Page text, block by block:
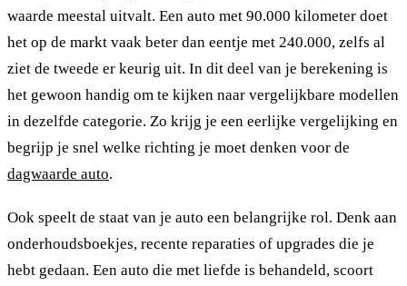
waarde meestal uitvalt. Een auto met 90.000 kilometer doet
het op de markt vaak beter dan eentje met 240.000, zelfs al
ziet de tweede er keurig uit. In dit deel van je berekening is
het gewoon handig om te kijken naar vergelijkbare modellen
in dezelfde categorie. Zo krijg je een eerlijke vergelijking en
begrijp je snel welke richting je moet denken voor de
dagwaarde auto.
Ook speelt de staat van je auto een belangrijke rol. Denk aan
onderhoudsboekjes, recente reparaties of upgrades die je
hebt gedaan. Een auto die met liefde is behandeld, scoort